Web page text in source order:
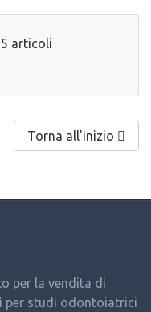
articoli
Torna all'inizio 
per la vendita di
per studi odontoiatrici